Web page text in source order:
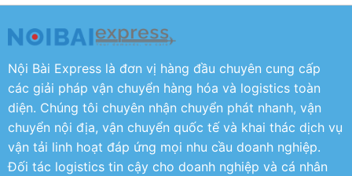
Nội Bài Express là đơn vị hàng đầu chuyên cung cấp
các giải pháp vận chuyển hàng hóa và logistics toàn
diện. Chúng tôi chuyên nhận chuyển phát nhanh, vận
chuyển nội địa, vận chuyển quốc tế và khai thác dịch vụ
vận tải linh hoạt đáp ứng mọi nhu cầu doanh nghiệp.
Đối tác logistics tin cậy cho doanh nghiệp và cá nhân